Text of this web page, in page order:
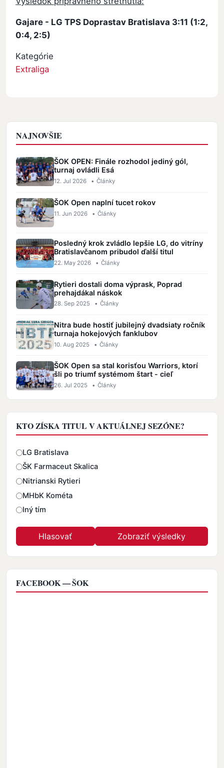
Gajare - LG TPS Doprastav Bratislava 3:11 (1:2,
0:4, 2:5)
Kategórie
Extraliga
NAJNOVŠIE
ŠOK OPEN: Finále rozhodol jediný gól,
turnaj ovládli Esá
12. Jul 2026 • Články
ŠOK Open naplní tucet rokov
11. Jun 2026 • Články
Posledný krok zvládlo lepšie LG, do vitríny
Bratislavčanom pribudol ďalší titul
22. May 2026 • Články
Rytieri dostali doma výprask, Poprad
prehajdákal náskok
28. Sep 2025 • Články
Nitra bude hostiť jubilejný dvadsiaty ročník
turnaja hokejových fanklubov
10. Aug 2025 • Články
ŠOK Open sa stal korisťou Warriors, ktorí
šli po triumf systémom štart - cieľ
26. Jul 2025 • Články
KTO ZÍSKA TITUL V AKTUÁLNEJ SEZÓNE?
Odpovede
LG Bratislava
ŠK Farmaceut Skalica
Nitrianski Rytieri
MHbK Kométa
Iný tím
FACEBOOK — ŠOK